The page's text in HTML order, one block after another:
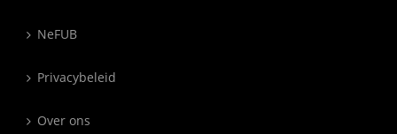
NeFUB
Privacybeleid
Over ons